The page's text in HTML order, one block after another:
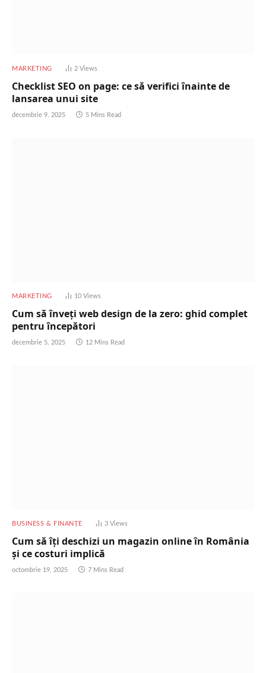
MARKETING 2 Views
Checklist SEO on page: ce să verifici înainte de
lansarea unui site
decembrie 9, 2025 5 Mins Read
MARKETING 10 Views
Cum să înveți web design de la zero: ghid complet
pentru începători
decembrie 5, 2025 12 Mins Read
BUSINESS & FINANȚE 3 Views
Cum să îți deschizi un magazin online în România
și ce costuri implică
octombrie 19, 2025 7 Mins Read